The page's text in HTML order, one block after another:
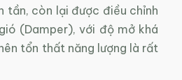
tần, còn lại được điều chỉnh
(Damper), với độ mở khá
tổn thất năng lượng là rất